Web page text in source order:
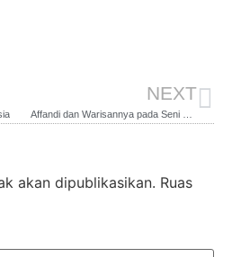
NEXT
akan dipublikasikan. Ruas